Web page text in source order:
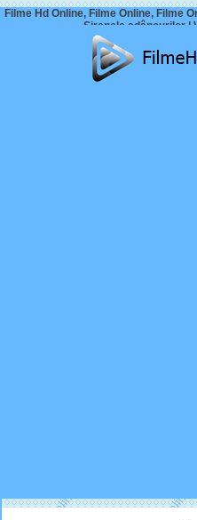
Filme Hd Online, Filme Online, Filme
Sirenele adâncurilor |